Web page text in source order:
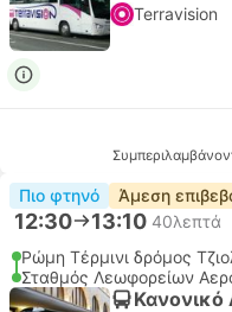
Terravision
Πιο φτηνό Άμεση
12:30 13:10 40λεπτά
Ρώμη Τέρμινι δρόμος
Σταθμός Λεωφορείων
Κανονικό